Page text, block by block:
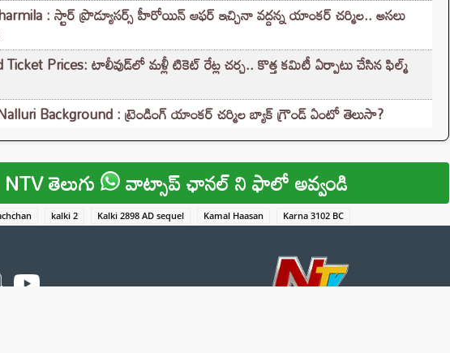
: స్టార్ ప్రొడ్యూసర్స్ హీరోయిన్ ఆఫర్ ఇచ్చినా వద్దన్న యాంకర్ చర్మిల.. అసలు
Prices: టాలీవుడ్‌లో మళ్లీ టికెట్‌ రేట్ల చర్చ.. కొత్త కమిటీ ఏర్పాటు చేసిన ఫిల్మ్‌
Background : ట్రెండింగ్ యాంకర్ చర్మిల బ్యాక్ గ్రౌండ్ ఏంటో తెలుసా?
NTV తెలుగు వాట్సాప్ ఛానల్ ని ఫాలో అవ్వండి
kalki 2 Kalki 2898 AD sequel Kamal Haasan Karna 3102 BC